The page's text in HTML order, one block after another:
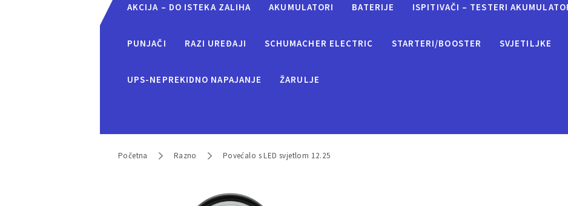
AKCIJA – DO ISTEKA ZALIHA AKUMULATORI BATERIJE ISPITIVAČI – TESTERI
PUNJAČI RAZI UREĐAJI SCHUMACHER ELECTRIC STARTERI/BOOSTER SVJETILJKE
UPS-NEPREKIDNO NAPAJANJE ŽARULJE
Početna Razno Povećalo s LED svjetlom 12.25